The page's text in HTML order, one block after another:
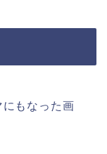
にもなった画